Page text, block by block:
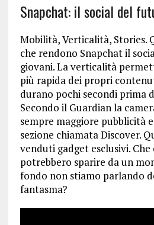
Snapchat: il social del
Mobilità, Verticalità, Stories.
che rendono Snapchat il
giovani. La verticalità
più rapida dei propri
durano pochi secondi prima
Secondo il Guardian la
sempre maggiore pubblicità
sezione chiamata Discover.
venduti gadget esclusivi.
potrebbero sparire da un
fondo non stiamo parlando
fantasma?